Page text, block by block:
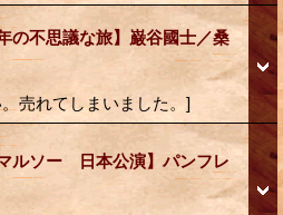
の不思議な旅】巌谷國士／桑
売れてしまいました。]
マルソー 日本公演】パンフレ